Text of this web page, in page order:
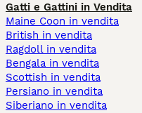
Gatti e Gattini in Vendita
Maine Coon in vendita
British in vendita
Ragdoll in vendita
Bengala in vendita
Scottish in vendita
Persiano in vendita
Siberiano in vendita